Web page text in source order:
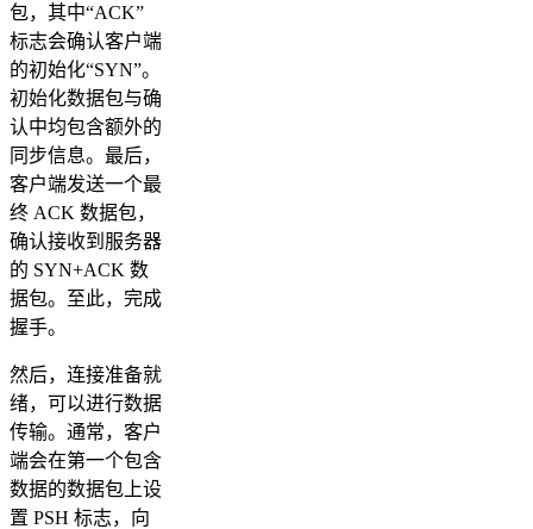
包，其中“ACK”
标志会确认客户端
的初始化“SYN”。
初始化数据包与确
认中均包含额外的
同步信息。最后，
客户端发送一个最
终 ACK 数据包，
确认接收到服务器
的 SYN+ACK 数
据包。至此，完成
握手。
然后，连接准备就
绪，可以进行数据
传输。通常，客户
端会在第一个包含
数据的数据包上设
置 PSH 标志，向